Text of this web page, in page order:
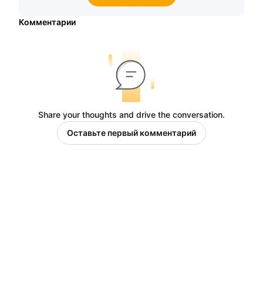
Комментарии
Share your thoughts and drive the conversation.
Оставьте первый комментарий